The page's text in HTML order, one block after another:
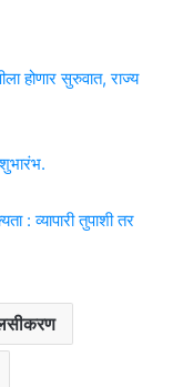
होणार सुरुवात, राज्य
: व्यापारी तुपाशी तर